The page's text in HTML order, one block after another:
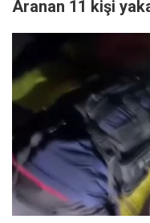
Aranan 11 kişi